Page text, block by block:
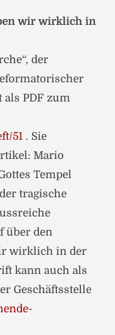
wir wirklich in
der
als PDF zum
51 . Sie
Mario
Tempel
tragische
über den
wirklich in der
kann auch als
Geschäftsstelle